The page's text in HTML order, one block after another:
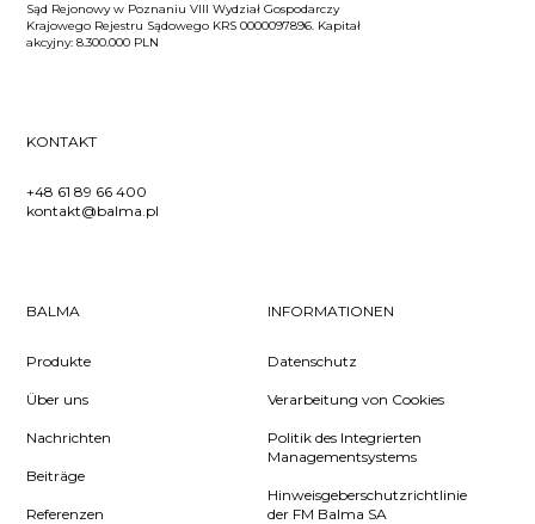
Sąd Rejonowy w Poznaniu VIII Wydział Gospodarczy
Krajowego Rejestru Sądowego KRS 0000097896. Kapitał
akcyjny: 8.300.000 PLN
KONTAKT
+48 61 89 66 400
kontakt@balma.pl
BALMA
Produkte
Über uns
Nachrichten
Beiträge
Referenzen
INFORMATIONEN
Datenschutz
Verarbeitung von Cookies
Politik des Integrierten
Managementsystems
Hinweisgeberschutzrichtlinie
der FM Balma SA